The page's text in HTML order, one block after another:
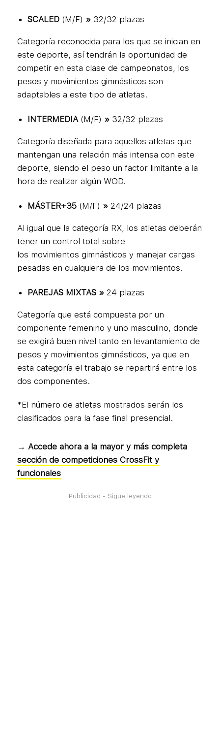
SCALED (M/F) » 32/32 plazas
Categoría reconocida para los que se inician en
este deporte, así tendrán la oportunidad de
competir en esta clase de campeonatos, los
pesos y movimientos gimnásticos son
adaptables a este tipo de atletas.
INTERMEDIA (M/F) » 32/32 plazas
Categoría diseñada para aquellos atletas que
mantengan una relación más intensa con este
deporte, siendo el peso un factor limitante a la
hora de realizar algún WOD.
MÁSTER+35 (M/F) » 24/24 plazas
Al igual que la categoría RX, los atletas deberán
tener un control total sobre
los movimientos gimnásticos y manejar cargas
pesadas en cualquiera de los movimientos.
PAREJAS MIXTAS » 24 plazas
Categoría que está compuesta por un
componente femenino y uno masculino, donde
se exigirá buen nivel tanto en levantamiento de
pesos y movimientos gimnásticos, ya que en
esta categoría el trabajo se repartirá entre los
dos componentes.
*El número de atletas mostrados serán los
clasificados para la fase final presencial.
→ Accede ahora a la mayor y más completa
sección de competiciones CrossFit y
funcionales
Publicidad - Sigue leyendo